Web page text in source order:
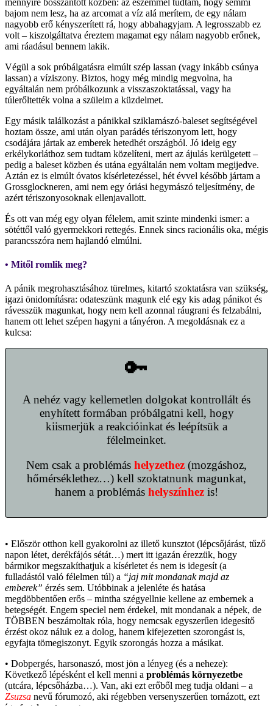
bajom nem lesz, ha az arcomat a víz alá merítem, de egy nálam
nagyobb erő kényszerített rá, hogy abbahagyjam. A legrosszabb ez
volt – kiszolgáltatva éreztem magamat egy nálam nagyobb erőnek,
ami ráadásul bennem lakik.
Végül a sok próbálgatásra elmúlt szép lassan (vagy inkább csúnya
lassan) a víziszony. Biztos, hogy még mindig megvolna, ha
egyáltalán nem próbálkozunk a visszaszoktatással, vagy ha
túlerőltették volna a szüleim a küzdelmet.
Egy másik találkozást a pánikkal sziklamászó-baleset segítségével
hoztam össze, ami után olyan parádés tériszonyom lett, hogy
csodájára jártak az emberek hetedhét országból. Jó ideig egy
erkélykorláthoz sem tudtam közelíteni, mert az ájulás kerülgetett –
pedig a baleset közben és utána egyáltalán nem voltam megijedve.
Aztán ez is elmúlt óvatos kísérletezéssel, hét évvel később jártam a
Grossglockneren, ami nem egy óriási hegymászó teljesítmény, de
azért tériszonyosoknak ellenjavallott.
És ott van még egy olyan félelem, amit szinte mindenki ismer: a
sötéttől való gyermekkori rettegés. Ennek sincs racionális oka, mégis
parancsszóra nem hajlandó elmúlni.
• Mitől romlik meg?
A pánik megrohasztásához türelmes, kitartó szoktatásra van szükség,
igazi önidomításra: odateszünk magunk elé egy kis adag pánikot és
rávesszük magunkat, hogy nem kell azonnal ráugrani és felzabálni,
hanem ott lehet szépen hagyni a tányéron. A megoldásnak ez a
kulcsa:
🔑
A nehéz vagy kellemetlen dolgokat kontrollált és
enyhített formában próbálgatni kell, hogy
kiismerjük a reakcióinkat és leépítsük a
félelmeinket.
Nem csak a problémás helyzethez (mozgáshoz,
hőmérséklethez…) kell szoktatnunk magunkat,
hanem a problémás helyszínhez is!
• Először otthon kell gyakorolni az illető kunsztot (lépcsőjárást, tűző
napon létet, derékfájós sétát…) mert itt igazán érezzük, hogy
bármikor megszakíthatjuk a kísérletet és nem is idegesít (a
fulladástól való félelmen túl) a “jaj mit mondanak majd az
emberek” érzés sem. Utóbbinak a jelenléte és hatása
megdöbbentően erős – mintha szégyellnie kellene az embernek a
betegségét. Engem speciel nem érdekel, mit mondanak a népek, de
TÖBBEN beszámoltak róla, hogy nemcsak egyszerűen idegesítő
érzést okoz náluk ez a dolog, hanem kifejezetten szorongást is,
egyfajta tömegiszonyt. Egyik szorongás hozza a másikat.
• Dobpergés, harsonaszó, most jön a lényeg (és a neheze):
Következő lépésként el kell menni a problémás környezetbe
(utcára, lépcsőházba…). Van, aki ezt erőből meg tudja oldani – a
Zsuzsa nevű fórumozó, aki régebben versenyszerűen tornázott, ezt